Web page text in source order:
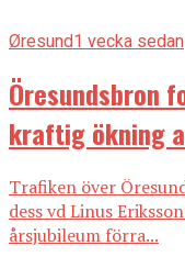
Øresund1 vecka sedan
Öresundsbron
kraftig ökning
Trafiken över
dess vd Linus
årsjubileum förra...